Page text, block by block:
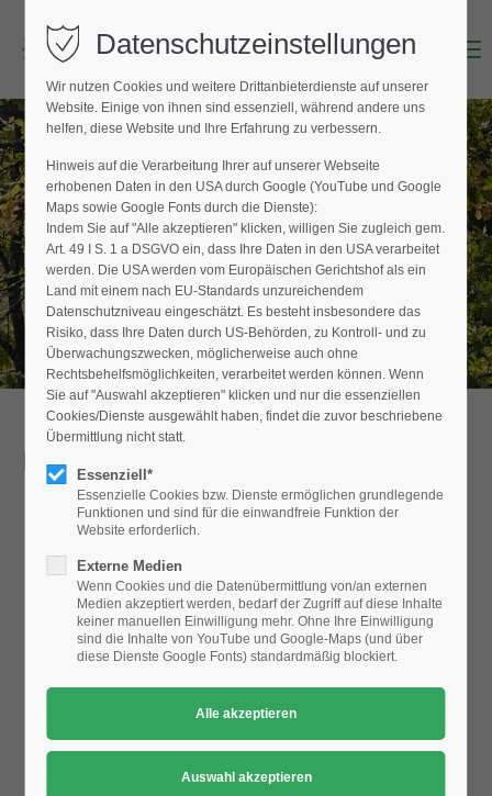
Login
Benutzername (E-Mailadresse)
Passwort
Anmelden
Register|Lost your password?
Support
24h/ 365days
We offer support for our customers
Mon - Fri 8:00am - 5:00pm(GMT +1)
Get in touch
Menu
BAUMPFLEGER FINDEN
Hier finden Sie den Fachbetrieb in Ihrer
Nähe
Detailansicht
nicht angezeigt.
Bitte ändern Sie dieDatenschutz-Einstellungen, indem Sie
auch "externe Medien" zulassen.
Datenschutzeinstellungen
Wir nutzen Cookies und weitere Drittanbieterdienste auf unserer
Website. Einige von ihnen sind essenziell, während andere uns
helfen, diese Website und Ihre Erfahrung zu verbessern.
Hinweis auf die Verarbeitung Ihrer auf unserer Webseite
erhobenen Daten in den USA durch Google (YouTube und Google
Maps sowie Google Fonts durch die Dienste):
Indem Sie auf "Alle akzeptieren" klicken, willigen Sie zugleich gem.
Art. 49 I S. 1 a DSGVO ein, dass Ihre Daten in den USA verarbeitet
werden. Die USA werden vom Europäischen Gerichtshof als ein
Land mit einem nach EU-Standards unzureichendem
Datenschutzniveau eingeschätzt. Es besteht insbesondere das
Risiko, dass Ihre Daten durch US-Behörden, zu Kontroll- und zu
Überwachungszwecken, möglicherweise auch ohne
Rechtsbehelfsmöglichkeiten, verarbeitet werden können. Wenn
Sie auf "Auswahl akzeptieren" klicken und nur die essenziellen
Cookies/Dienste ausgewählt haben, findet die zuvor beschriebene
Übermittlung nicht statt.
Essenziell*
Essenzielle Cookies bzw. Dienste ermöglichen grundlegende
Funktionen und sind für die einwandfreie Funktion der
Website erforderlich.
Externe Medien
Wenn Cookies und die Datenübermittlung von/an externen
Medien akzeptiert werden, bedarf der Zugriff auf diese Inhalte
keiner manuellen Einwilligung mehr. Ohne Ihre Einwilligung
sind die Inhalte von YouTube und Google-Maps (und über
diese Dienste Google Fonts) standardmäßig blockiert.